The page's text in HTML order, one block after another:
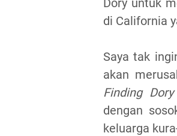
di California
Saya tak
akan
Finding Dory
dengan
keluarga